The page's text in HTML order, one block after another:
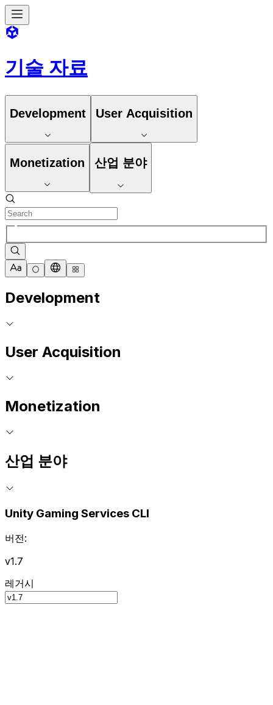
기술 자료
Development User Acquisition
Monetization 산업 분야
Development
User Acquisition
Monetization
산업 분야
Unity Gaming Services CLI
버전:
v1.7
레거시